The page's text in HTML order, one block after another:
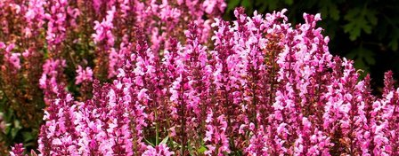
Выберите город
Обратный звонокЗаказать обратный звонок
Каталог
Семена